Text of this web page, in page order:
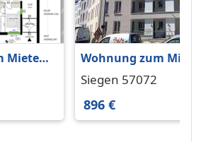
Mieten
m²
Wohnung zum Mieten
in Siegen 896 € 69.5
Siegen 57072
896 €